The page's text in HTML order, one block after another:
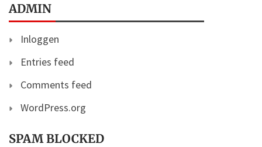
ADMIN
Inloggen
Entries feed
Comments feed
WordPress.org
SPAM BLOCKED